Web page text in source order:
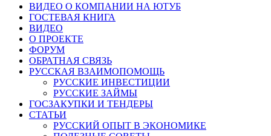
ВИДЕО О КОМПАНИИ НА ЮТУБ
ГОСТЕВАЯ КНИГА
ВИДЕО
О ПРОЕКТЕ
ФОРУМ
ОБРАТНАЯ СВЯЗЬ
РУССКАЯ ВЗАИМОПОМОЩЬ
РУССКИЕ ИНВЕСТИЦИИ
РУССКИЕ ЗАЙМЫ
ГОСЗАКУПКИ И ТЕНДЕРЫ
СТАТЬИ
РУССКИЙ ОПЫТ В ЭКОНОМИКЕ